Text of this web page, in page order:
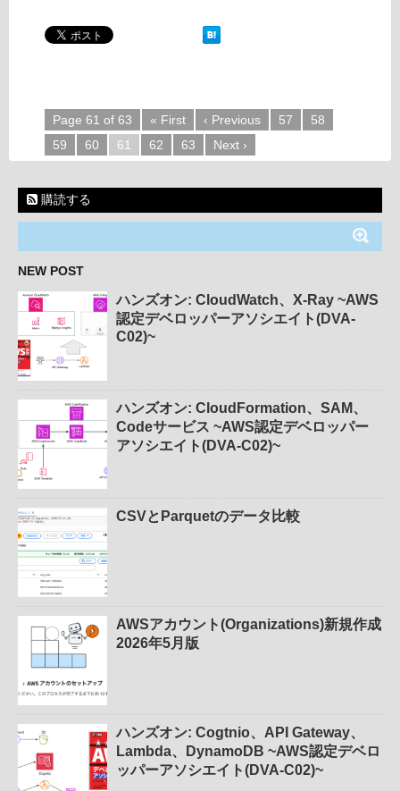
Page 61 of 63 « First ‹ Previous 57
58
59
60 61 62 63 Next ›
購読する
NEW POST
ハンズオン: CloudWatch、X-Ray ~AWS
認定デベロッパーアソシエイト(DVA-
C02)~
ハンズオン: CloudFormation、SAM、
Codeサービス ~AWS認定デベロッパー
アソシエイト(DVA-C02)~
CSVとParquetのデータ比較
AWSアカウント(Organizations)新規作成
2026年5月版
ハンズオン: Cogtnio、API Gateway、
Lambda、DynamoDB ~AWS認定デベロ
ッパーアソシエイト(DVA-C02)~